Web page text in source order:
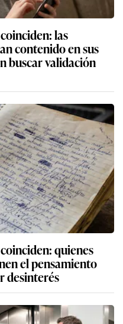
las
contenido en sus
buscar validación
quienes
el pensamiento
desinterés